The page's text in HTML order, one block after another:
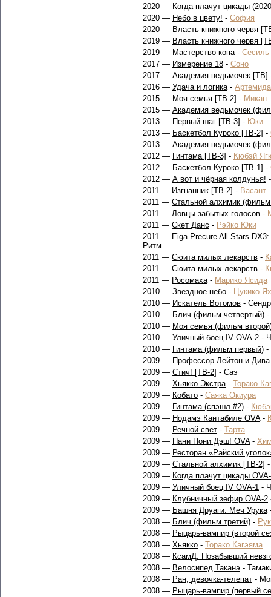
2020 — Когда плачут цикады
2020 — Небо в цвету! - София
2020 — Власть книжного червя
2019 — Власть книжного червя
2019 — Мастерство копа- Сесиль
2017 — Измерение 18 - Соно
2017 — Академия ведьмочек [ТВ]
2016 — Удача и логика- Артемида
2015 — Моя семья [ТВ-2] - Микан
2015 — Академия ведьмочек
2013 — Первый шаг [ТВ-3] - Юки
2013 — Баскетбол Куроко [ТВ-2] -
2013 — Академия ведьмочек
2012 — Гинтама [ТВ-3] - Кюбэй
2012 — Баскетбол Куроко [ТВ-1] -
2012 — А вот и чёрная колдунья!
2011 — Изгнанник [ТВ-2] - Васант
2011 — Стальной алхимик (фильм
2011 — Ловцы забытых голосов -
2011 — Скет Данс - Рэйко Юки
2011 — Eiga Precure All Stars
Ритм
2011 — Сюита милых лекарств -
2011 — Сюита милых лекарств -
2011 — Росомаха- Марико Ясида
2010 — Звездное небо - Цукико
2010 — Искатель Вотомов -
2010 — Блич (фильм четвертый) -
2010 — Моя семья (фильм
2010 — Уличный боец IV OVA-2 -
2010 — Гинтама (фильм первый) -
2009 — Профессор Лейтон и Дива
2009 — Стич! [ТВ-2] - Саэ
2009 — Хьякко Экстра- Торако
2009 — Кобато - Саяка Окиура
2009 — Гинтама (спэшл #2) -
2009 — Нодамэ Кантабиле OVA-
2009 — Речной свет - Тарта
2009 — Пани Пони Дэш! OVA-
2009 — Ресторан «Райский
2009 — Стальной алхимик [ТВ-2]
2009 — Когда плачут цикады
2009 — Уличный боец IV OVA-1 -
2009 — Клубничный зефир OVA-2
2009 — Башня Друаги: Меч Урука
2008 — Блич (фильм третий) -
2008 — Рыцарь-вампир (второй
2008 — Хьякко - Торако Кагэяма
2008 — КсамД: Позабывший
2008 — Велосипед Таканэ -
2008 — Ран, девочка-телепат -
2008 — Рыцарь-вампир (первый